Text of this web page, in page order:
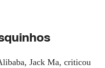
Jack Ma, criticou